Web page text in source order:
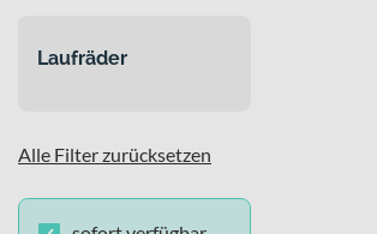
Laufräder
Alle Filter zurücksetzen